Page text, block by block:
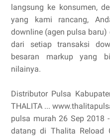
langsung ke konsumen,
yang kami rancang,
downline (agen pulsa
dari setiap transaksi
besaran markup yang
nilainya.
Distributor Pulsa
THALITA ...
pulsa murah 26 Sep 2018
datang di Thalita Reload